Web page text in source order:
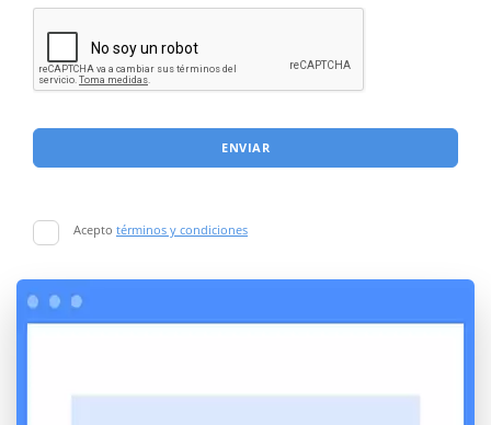
ENVIAR
Acepto términos y condiciones